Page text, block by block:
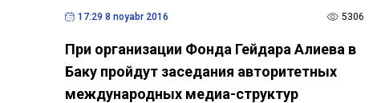
17:29 8 noyabr 2016 5306
При организации Фонда Гейдара Алиева в
Баку пройдут заседания авторитетных
международных медиа-структур